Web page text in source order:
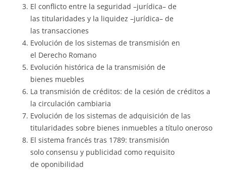
El conflicto entre la seguridad –jurídica– de
las titularidades y la liquidez –jurídica– de
las transacciones
Evolución de los sistemas de transmisión en
el Derecho Romano
Evolución histórica de la transmisión de
bienes muebles
La transmisión de créditos: de la cesión de créditos a
la circulación cambiaria
Evolución de los sistemas de adquisición de las
titularidades sobre bienes inmuebles a título oneroso
El sistema francés tras 1789: transmisión
solo consensu y publicidad como requisito
de oponibilidad